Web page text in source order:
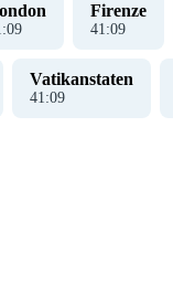
:09
Firenze
41:09
Vatikanstaten
41:09